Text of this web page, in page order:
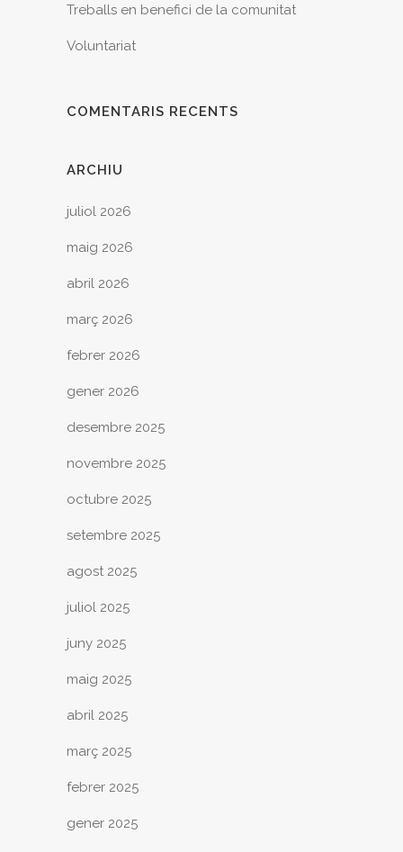
Treballs en benefici de la comunitat
Voluntariat
COMENTARIS RECENTS
ARCHIU
juliol 2026
maig 2026
abril 2026
març 2026
febrer 2026
gener 2026
desembre 2025
novembre 2025
octubre 2025
setembre 2025
agost 2025
juliol 2025
juny 2025
maig 2025
abril 2025
març 2025
febrer 2025
gener 2025